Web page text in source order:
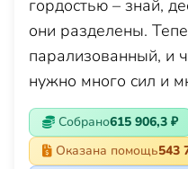
гордостью – знай,
они разделены.
парализованный, и
нужно много сил и
Собрано615 906,3 ₽
Оказана помощь543